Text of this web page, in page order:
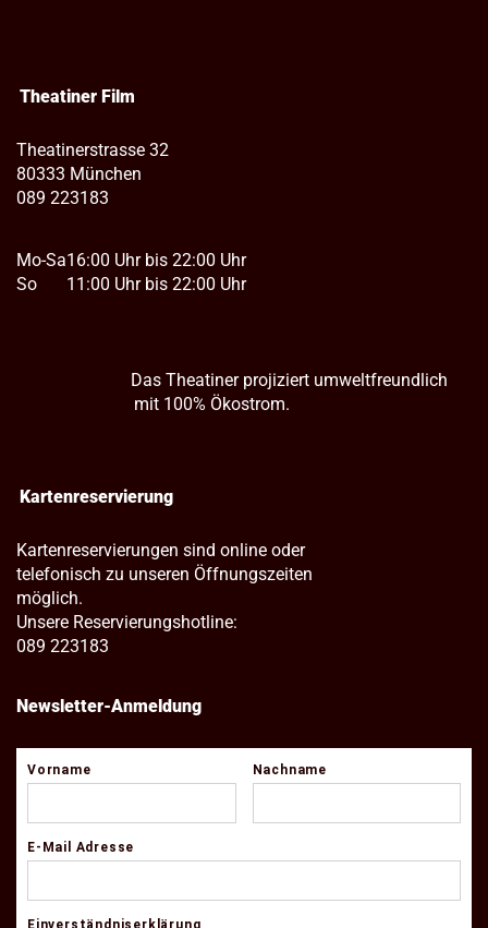
Theatiner Film
Theatinerstrasse 32
80333 München
089 223183
Mo-Sa
So
16:00 Uhr bis 22:00 Uhr
11:00 Uhr bis 22:00 Uhr
Das Theatiner projiziert umweltfreundlich
mit 100% Ökostrom.
Kartenreservierung
Kartenreservierungen sind online oder
telefonisch zu unseren Öffnungszeiten
möglich.
Unsere Reservierungshotline:
089 223183
Newsletter-Anmeldung